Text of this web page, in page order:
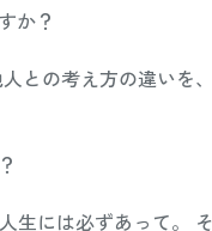
か？
との考え方の違いを
生には必ずあって。